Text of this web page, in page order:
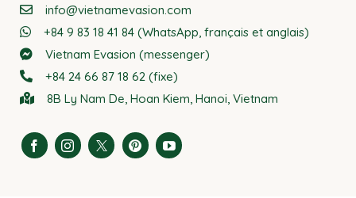
info@vietnamevasion.com
+84 9 83 18 41 84 (WhatsApp, français et anglais)
Vietnam Evasion (messenger)
+84 24 66 87 18 62 (fixe)
8B Ly Nam De, Hoan Kiem, Hanoi, Vietnam